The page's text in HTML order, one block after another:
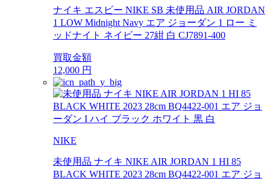
ナイキ エスビー NIKE SB 未使用品 AIR JORDAN
1 LOW Midnight Navy エア ジョーダン 1 ロー ミ
ッドナイト ネイビー 27紺 白 CJ7891-400
買取金額
12,000 円
NIKE
未使用品 ナイキ NIKE AIR JORDAN 1 HI 85
BLACK WHITE 2023 28cm BQ4422-001 エア ジョ